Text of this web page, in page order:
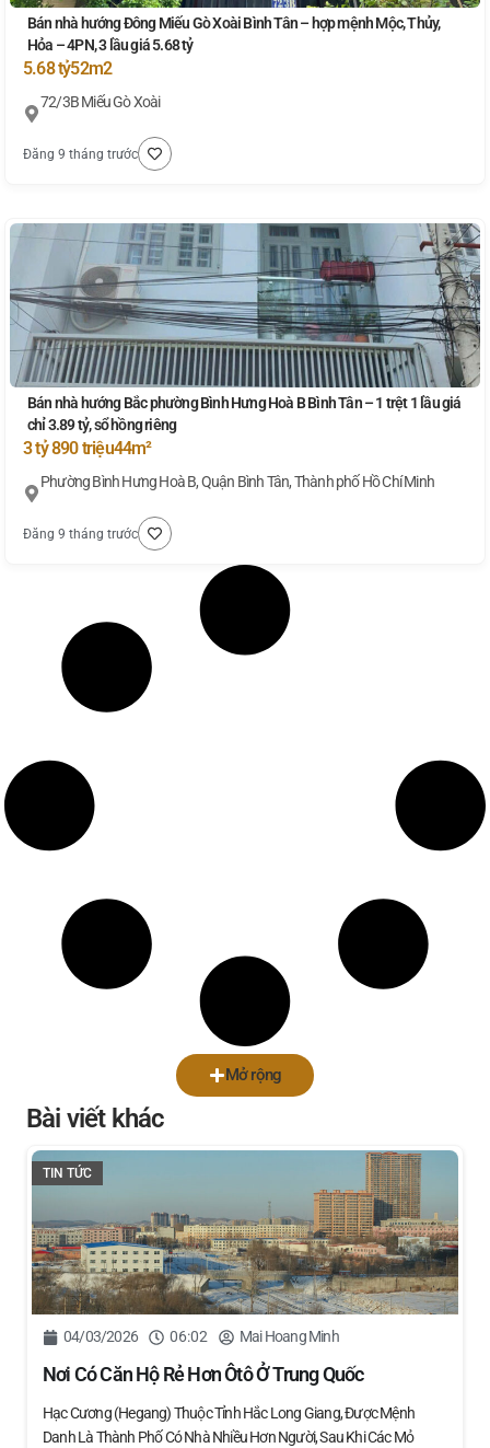
Bán nhà hướng Đông Miếu Gò Xoài Bình Tân – hợp mệnh Mộc, Thủy,
Hỏa – 4PN, 3 lầu giá 5.68 tỷ
5.68 tỷ52m2
72/3B Miếu Gò Xoài
Đăng 9 tháng trước
Bán nhà hướng Bắc phường Bình Hưng Hoà B Bình Tân – 1 trệt 1 lầu giá
chỉ 3.89 tỷ, sổ hồng riêng
3 tỷ 890 triệu44m²
Phường Bình Hưng Hoà B, Quận Bình Tân, Thành phố Hồ Chí Minh
Đăng 9 tháng trước
Mở rộng
Bài viết khác
TIN TỨC
04/03/2026 06:02 Mai Hoang Minh
Nơi Có Căn Hộ Rẻ Hơn Ôtô Ở Trung Quốc
Hạc Cương (Hegang) Thuộc Tỉnh Hắc Long Giang, Được Mệnh
Danh Là Thành Phố Có Nhà Nhiều Hơn Người, Sau Khi Các Mỏ